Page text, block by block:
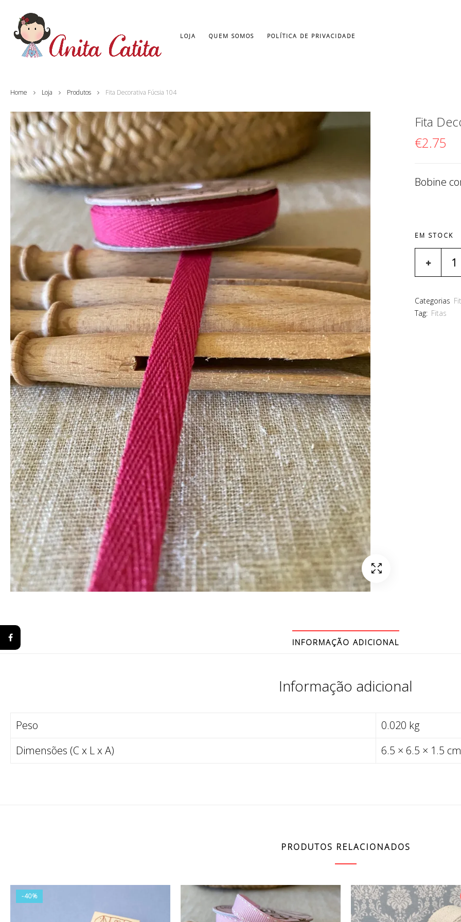
LOJA QUEM SOMOS POLÍTICA DE PRIVACIDADE
Home Loja Produtos Fita Decorativa Fúcsia 104
Fita
€2.75
Bobine
EM STOCK
Categorias
Tag: Fitas
INFORMAÇÃO ADICIONAL
Informação adicional
Peso
0.020 kg
Dimensões (C x L x A)
6.5 × 6.5 × 1.5 cm
PRODUTOS RELACIONADOS
-40%